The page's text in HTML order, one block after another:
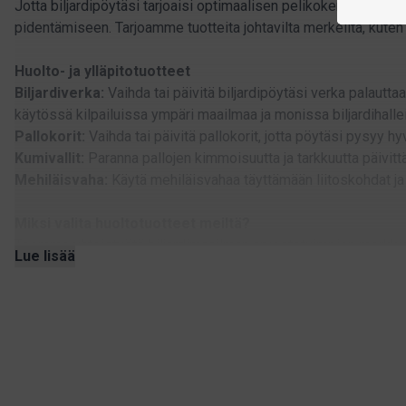
Jotta biljardipöytäsi tarjoaisi optimaalisen pelikokemuksen,
pidentämiseen. Tarjoamme tuotteita johtavilta merkeiltä,
Huolto- ja ylläpitotuotteet
Biljardiverka: Vaihda tai päivitä biljardipöytäsi verka
käytössä kilpailuissa ympäri maailmaa ja monissa
Pallokorit: Vaihda tai päivitä pallokorit, jotta pöytäsi pysyy
Lue lisää